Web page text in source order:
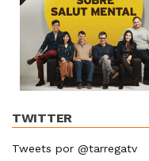
TWITTER
Tweets por @tarregatv